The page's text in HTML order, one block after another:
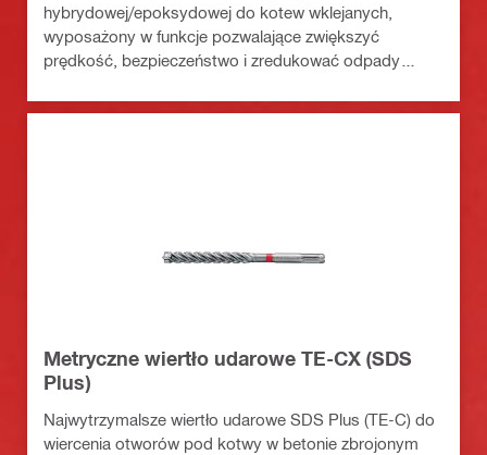
hybrydowej/epoksydowej do kotew wklejanych,
wyposażony w funkcje pozwalające zwiększyć
prędkość, bezpieczeństwo i zredukować odpady
Metryczne wiertło udarowe TE-CX (SDS
Plus)
Najwytrzymalsze wiertło udarowe SDS Plus (TE-C) do
wiercenia otworów pod kotwy w betonie zbrojonym